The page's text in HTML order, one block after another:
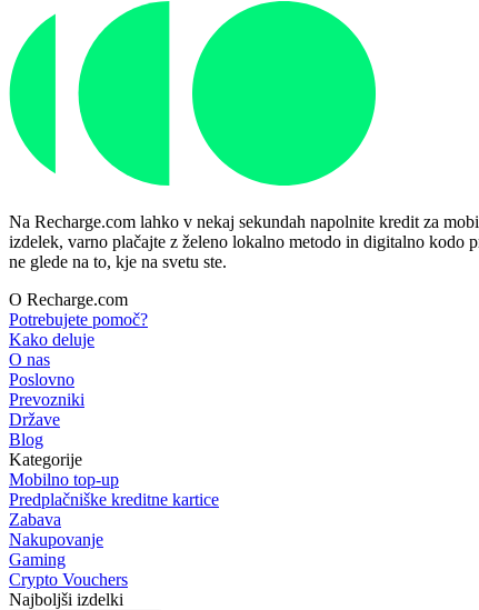
Na Recharge.com lahko v nekaj sekundah napolnite kredit za
izdelek, varno plačajte z želeno lokalno metodo in digitalno kodo
ne glede na to, kje na svetu ste.
O Recharge.com
Potrebujete pomoč?
Kako deluje
O nas
Poslovno
Prevozniki
Države
Blog
Kategorije
Mobilno top-up
Predplačniške kreditne kartice
Zabava
Nakupovanje
Gaming
Crypto Vouchers
Najboljši izdelki